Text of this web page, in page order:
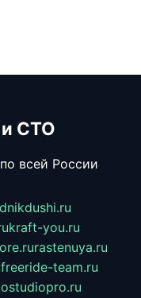
и СТО
всей России
kraft-you.ru
rastenuya.ru
freeride-team.ru